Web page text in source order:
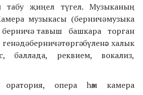
табу җиңел түгел. Музыканың
музыкасы (берничә музыка
тавыш башкара торган
генә дә берничә төргә бүленә: халык
баллада, реквием, вокализ,
опера һәм камера